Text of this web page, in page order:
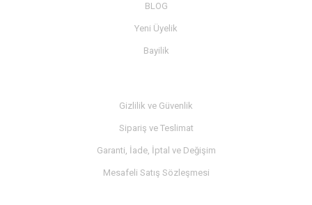
BLOG
Yeni Üyelik
Bayilik
Gizlilik ve Güvenlik
Sipariş ve Teslimat
Garanti, İade, İptal ve Değişim
Mesafeli Satış Sözleşmesi